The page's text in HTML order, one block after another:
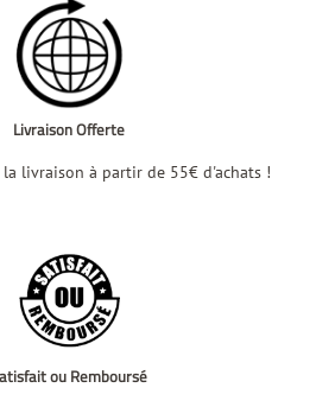
Livraison Offerte
livraison à partir de 55€ d'achats !
ou Remboursé